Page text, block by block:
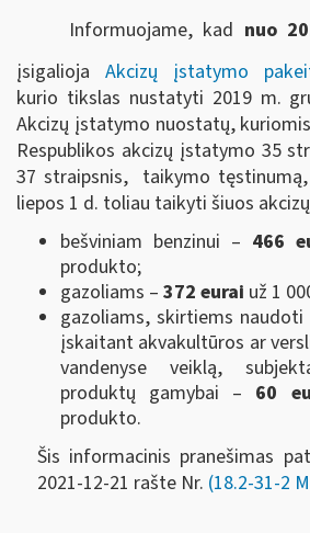
Informuojame, kad nuo
įsigalioja Akcizų įstatymo
kurio tikslas nustatyti 2019 m.
Akcizų įstatymo nuostatų,
Respublikos akcizų įstatymo 35
37 straipsnis, taikymo
liepos 1 d. toliau taikyti šiuos
bešviniam benzinui – 466
produkto;
gazoliams – 372 eurai už 1
gazoliams, skirtiems
įskaitant akvakultūros ar
vandenyse veiklą,
produktų gamybai – 60
produkto.
Šis informacinis pranešimas
2021-12-21 rašte Nr. (18.2-31-2